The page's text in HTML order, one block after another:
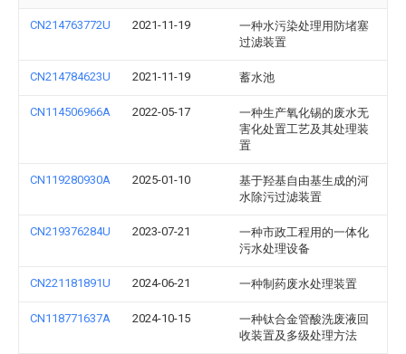
CN214763772U 2021-11-19
一种水污染处理用防堵塞
过滤装置
CN214784623U 2021-11-19 蓄水池
CN114506966A 2022-05-17
一种生产氧化锡的废水无
害化处置工艺及其处理装
置
CN119280930A 2025-01-10
基于羟基自由基生成的河
水除污过滤装置
CN219376284U 2023-07-21
一种市政工程用的一体化
污水处理设备
CN221181891U 2024-06-21 一种制药废水处理装置
CN118771637A 2024-10-15
一种钛合金管酸洗废液回
收装置及多级处理方法